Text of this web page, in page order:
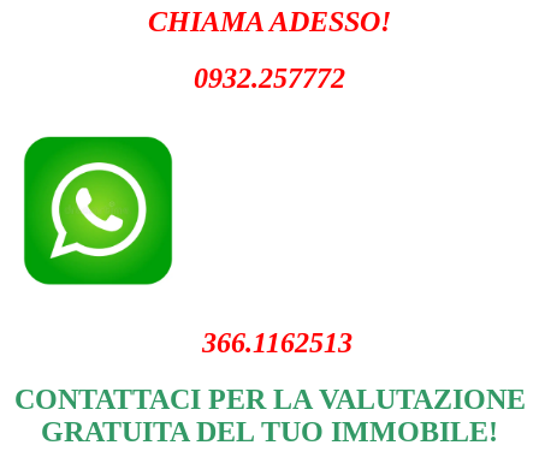
CHIAMA ADESSO!
0932.257772
366.1162513
CONTATTACI PER LA VALUTAZIONE
GRATUITA DEL TUO IMMOBILE!